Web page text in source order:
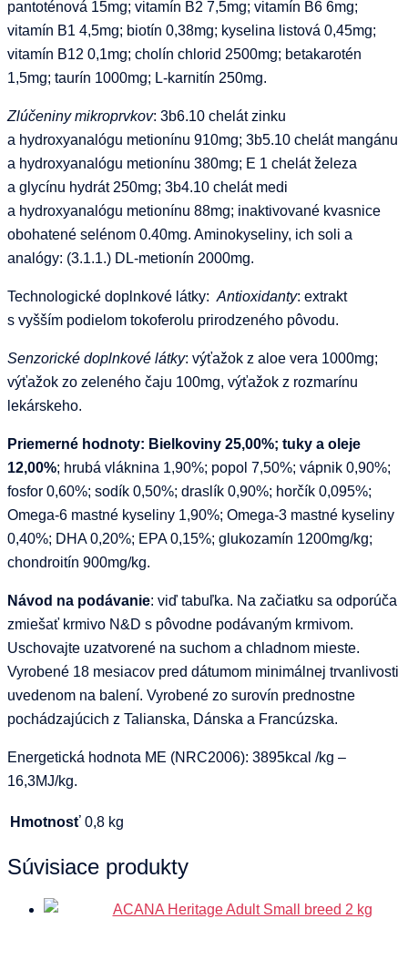
pantoténová 15mg; vitamín B2 7,5mg; vitamín B6 6mg;
vitamín B1 4,5mg; biotín 0,38mg; kyselina listová 0,45mg;
vitamín B12 0,1mg; cholín chlorid 2500mg; betakarotén
1,5mg; taurín 1000mg; L-karnitín 250mg.
Zlúčeniny mikroprvkov: 3b6.10 chelát zinku
a hydroxyanalógu metionínu 910mg; 3b5.10 chelát mangánu
a hydroxyanalógu metionínu 380mg; E 1 chelát železa
a glycínu hydrát 250mg; 3b4.10 chelát medi
a hydroxyanalógu metionínu 88mg; inaktivované kvasnice
obohatené selénom 0.40mg. Aminokyseliny, ich soli a
analógy: (3.1.1.) DL-metionín 2000mg.
Technologické doplnkové látky: Antioxidanty: extrakt
s vyšším podielom tokoferolu prirodzeného pôvodu.
Senzorické doplnkové látky: výťažok z aloe vera 1000mg;
výťažok zo zeleného čaju 100mg, výťažok z rozmarínu
lekárskeho.
Priemerné hodnoty: Bielkoviny 25,00%; tuky a oleje
12,00%; hrubá vláknina 1,90%; popol 7,50%; vápnik 0,90%;
fosfor 0,60%; sodík 0,50%; draslík 0,90%; horčík 0,095%;
Omega-6 mastné kyseliny 1,90%; Omega-3 mastné kyseliny
0,40%; DHA 0,20%; EPA 0,15%; glukozamín 1200mg/kg;
chondroitín 900mg/kg.
Návod na podávanie: viď tabuľka. Na začiatku sa odporúča
zmiešať krmivo N&D s pôvodne podávaným krmivom.
Uschovajte uzatvorené na suchom a chladnom mieste.
Vyrobené 18 mesiacov pred dátumom minimálnej trvanlivosti
uvedenom na balení. Vyrobené zo surovín prednostne
pochádzajúcich z Talianska, Dánska a Francúzska.
Energetická hodnota ME (NRC2006): 3895kcal /kg –
16,3MJ/kg.
Hmotnosť 0,8 kg
Súvisiace produkty